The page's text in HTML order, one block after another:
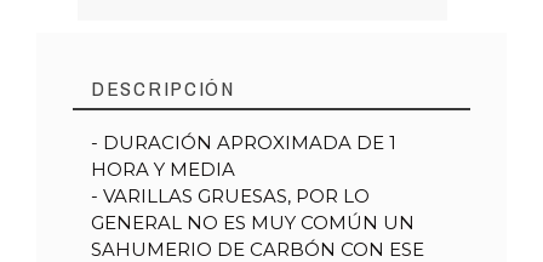
DESCRIPCIÓN
- DURACIÓN APROXIMADA DE 1
HORA Y MEDIA
- VARILLAS GRUESAS, POR LO
GENERAL NO ES MUY COMÚN UN
SAHUMERIO DE CARBÓN CON ESE
Marca SAGRADA MADRE
Referencia12317